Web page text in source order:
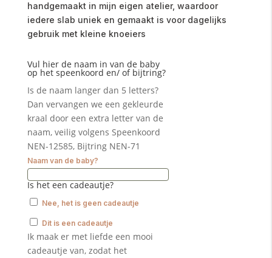
handgemaakt in mijn eigen atelier, waardoor
iedere slab uniek en gemaakt is voor dagelijks
gebruik met kleine knoeiers
Vul hier de naam in van de baby
op het speenkoord en/ of bijtring?
Is de naam langer dan 5 letters?
Dan vervangen we een gekleurde
kraal door een extra letter van de
naam, veilig volgens Speenkoord
NEN-12585, Bijtring NEN-71
Naam van de baby?
Is het een cadeautje?
Nee, het is geen cadeautje
Dit is een cadeautje
Ik maak er met liefde een mooi
cadeautje van, zodat het